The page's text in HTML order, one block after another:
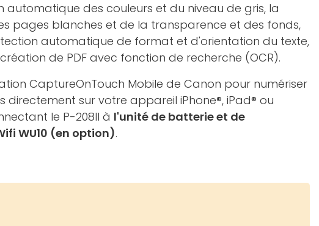
automatique des couleurs et du niveau de gris, la
pages blanches et de la transparence et des fonds,
automatique de format et d'orientation du texte,
de PDF avec fonction de recherche (OCR).
CaptureOnTouch Mobile de Canon pour numériser
directement sur votre appareil iPhone®, iPad® ou
le P-208II à l'unité de batterie et de
WU10 (en option).